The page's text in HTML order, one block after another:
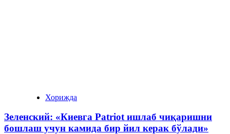
Хорижда
Зеленский: «Киевга Patriot ишлаб чиқаришни
бошлаш учун камида бир йил керак бўлади»